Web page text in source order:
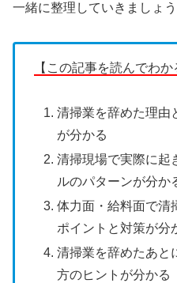
一緒に整理していきましょう
【この記事を読んでわか
清掃業を辞めた理由
が分かる
清掃現場で実際に起
ルのパターンが分か
体力面・給料面で清
ポイントと対策が分
清掃業を辞めたあと
方のヒントが分かる